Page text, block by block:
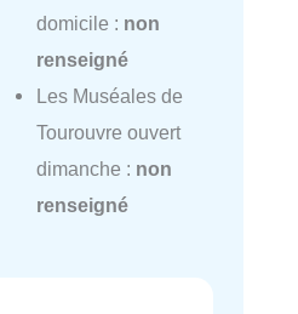
domicile : non
renseigné
Les Muséales de
Tourouvre ouvert
dimanche : non
renseigné